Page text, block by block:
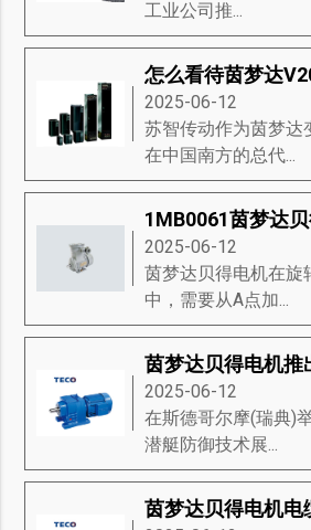
工业公司推...
2025-06-12
苏智传动作为茵梦达
在中国南方的总代...
2025-06-12
茵梦达贝得电机在旋
中，需要从A点加...
2025-06-12
在斯德哥尔摩(瑞典)
潜艇防御技术展...